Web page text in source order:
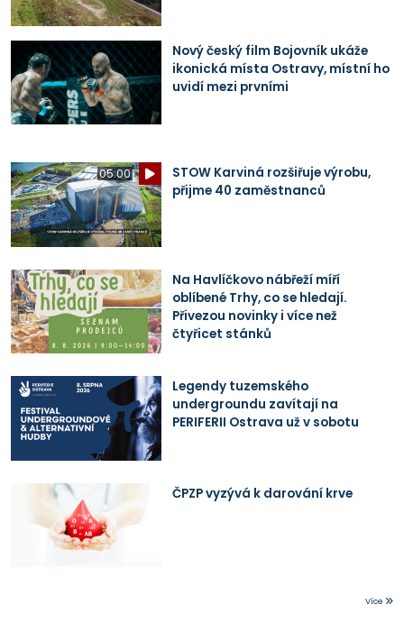
Nový český film Bojovník ukáže
ikonická místa Ostravy, místní ho
uvidí mezi prvními
05:00
STOW Karviná rozšiřuje výrobu,
přijme 40 zaměstnanců
Na Havlíčkovo nábřeží míří
oblíbené Trhy, co se hledají.
Přivezou novinky i více než
čtyřicet stánků
Legendy tuzemského
undergroundu zavítají na
PERIFERII Ostrava už v sobotu
ČPZP vyzývá k darování krve
Více